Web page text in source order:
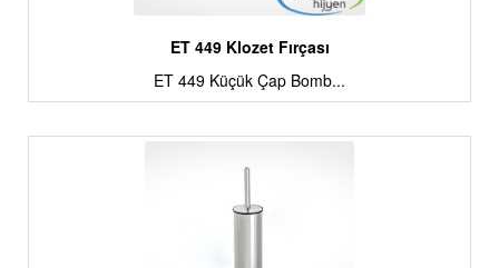
ET 449 Klozet Fırçası
ET 449 Küçük Çap Bomb...